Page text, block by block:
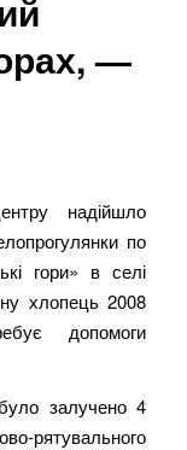
—
надійшло
по
гори» в селі
хлопець 2008
допомоги
залучено 4
рятувального